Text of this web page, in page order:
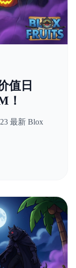
值日
！
最新 Blox